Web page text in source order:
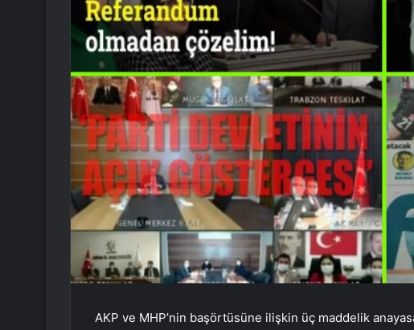
AKP ve MHP’nin başörtüsüne ilişkin üç maddelik